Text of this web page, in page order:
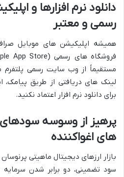
دانلود نرم افزارها و
رسمی و معتبر
همیشه اپلیکیشن های موبایل
مستقیماً از وب سایت رسمی پلتفرم
لینک های دریافتی از طریق پیامک،
برای دانلود نرم افزار اعتماد نکنید.
پرهیز از وسوسه
های اغواکننده
بازار ارزهای دیجیتال ماهیتی
سود تضمینی، دو برابر شدن